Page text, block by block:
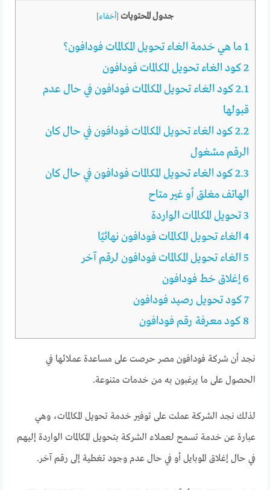
جدول المحتويات [أخفاء]
1ما هي خدمة الغاء تحويل المكالمات فودافون؟
2كود الغاء تحويل المكالمات فودافون
2.1كود الغاء تحويل المكالمات فودافون في حال عدم
قبولها
2.2كود الغاء تحويل المكالمات فودافون في حال كان
الرقم مشغول
2.3كود الغاء تحويل المكالمات فودافون في حال كان
الهاتف مغلق أو غير متاح
3تحويل المكالمات الواردة
4 الغاء تحويل المكالمات فودافون نهائيًا
5 الغاء تحويل المكالمات فودافون لرقم آخر
6إغلاق خط فودافون
7كود تحويل رصيد فودافون
8 كود معرفة رقم فودافون
نجد أن شركة فودافون مصر حرصت على مساعدة عملائها في
الحصول على ما يرغبون به من خدمات متنوعة.
لذلك نجد الشركة عملت على توفير خدمة تحويل المكالمات، وهي
عبارة عن خدمة تسمح لعملاء الشركة بتحويل المكالمات الواردة إليهم
في حال إغلاق الموبايل أو في حال عدم وجود تغطية إلى رقم آخر.